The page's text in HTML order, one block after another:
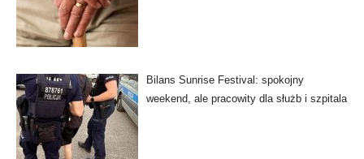
Bilans Sunrise Festival: spokojny
weekend, ale pracowity dla służb i szpitala